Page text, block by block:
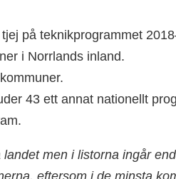
på teknikprogrammet
i Norrlands inland.
43 ett annat nationellt
men i listorna ingår
eftersom i de minsta